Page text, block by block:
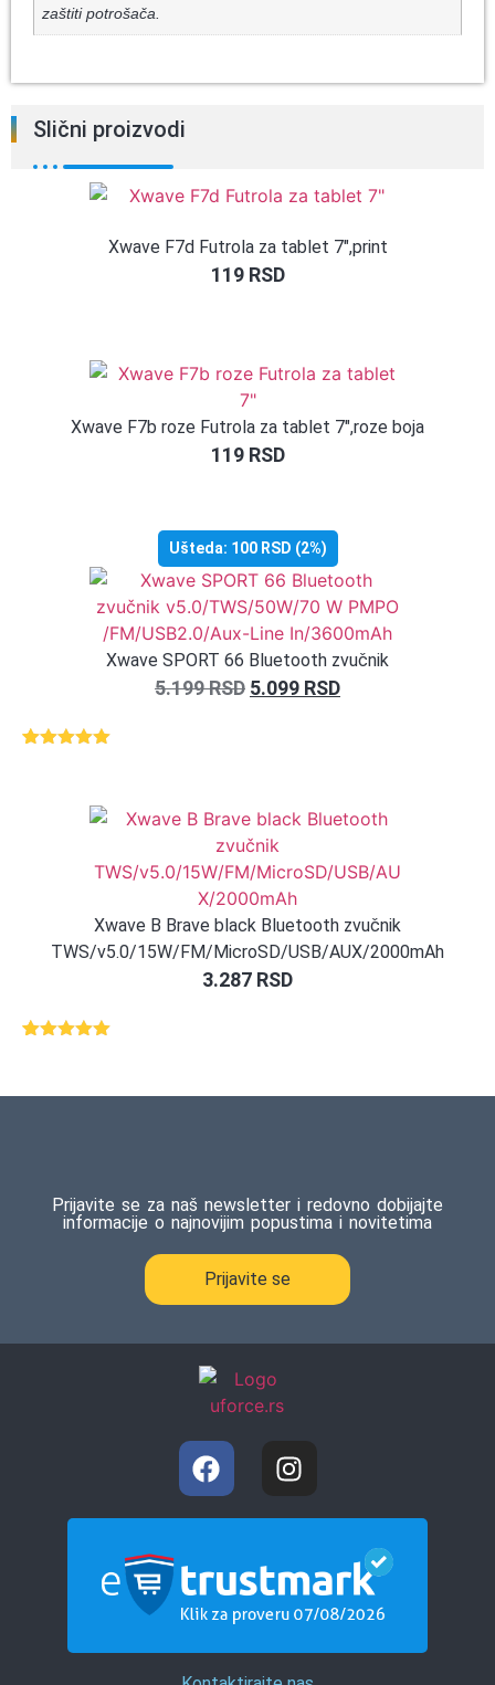
zaštiti potrošača.
Slični proizvodi
Xwave F7d Futrola za tablet 7″,print
119 RSD
Xwave F7b roze Futrola za tablet 7″,roze boja
119 RSD
Ušteda: 100 RSD (2%)
Xwave SPORT 66 Bluetooth zvučnik
5.199RSD 5.099 RSD
Xwave B Brave black Bluetooth zvučnik
TWS/v5.0/15W/FM/MicroSD/USB/AUX/2000mAh
3.287 RSD
ocene
Prijavite se za naš newsletter i redovno dobijajte
informacije o najnovijim popustima i novitetima
Prijavite se